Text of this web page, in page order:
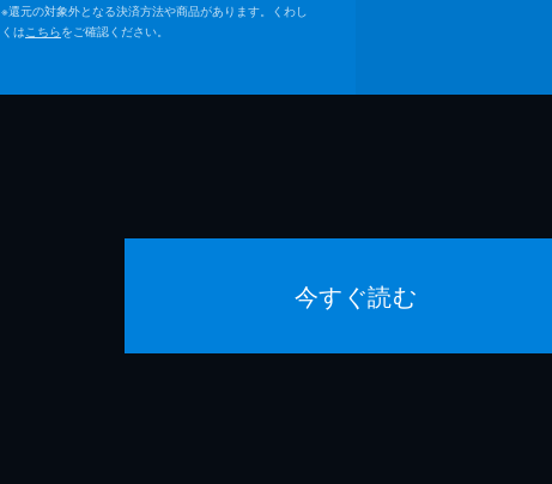
※還元の対象外となる決済方法や商品があります。くわし
くは こちらをご確認ください。
今すぐ読む